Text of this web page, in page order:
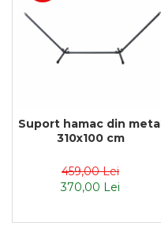
Suport hamac din metal
310x100 cm
459,00 Lei
370,00 Lei